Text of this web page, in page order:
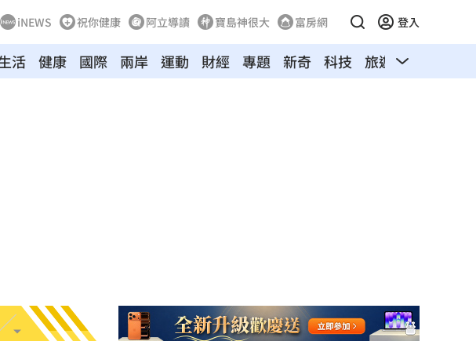
iNEWS 祝你健康 阿立導讀 寶島神很大 富房網 登入
活 健康 國際 兩岸 運動 財經 專題 新奇 科技 旅遊 汽車